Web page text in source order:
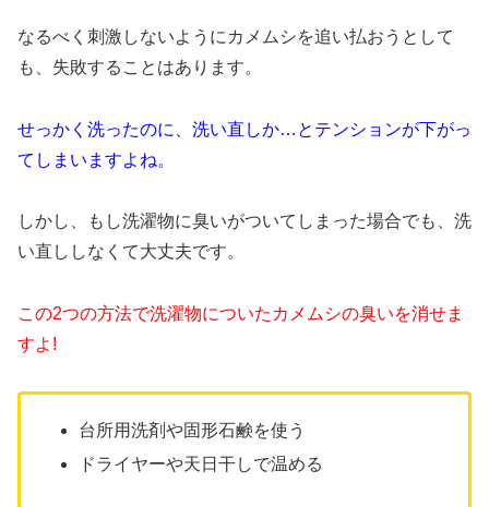
なるべく刺激しないようにカメムシを追い払おうとして
も、失敗することはあります。
せっかく洗ったのに、洗い直しか…とテンションが下がっ
てしまいますよね。
しかし、もし洗濯物に臭いがついてしまった場合でも、洗
い直ししなくて大丈夫です。
この2つの方法で洗濯物についたカメムシの臭いを消せま
すよ!
台所用洗剤や固形石鹸を使う
ドライヤーや天日干しで温める